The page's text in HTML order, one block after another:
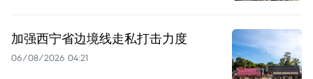
加强西宁省边境线走私打击力度
06/08/2026 04:21